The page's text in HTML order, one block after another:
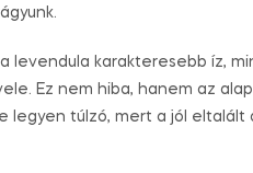
levendula karakteresebb íz,
Ez nem hiba, hanem az
legyen túlzó, mert a jól eltalált